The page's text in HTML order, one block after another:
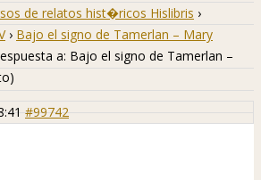
de relatos hist�ricos Hislibris ›
› Bajo el signo de Tamerlan – Mary
a: Bajo el signo de Tamerlan –
#99742